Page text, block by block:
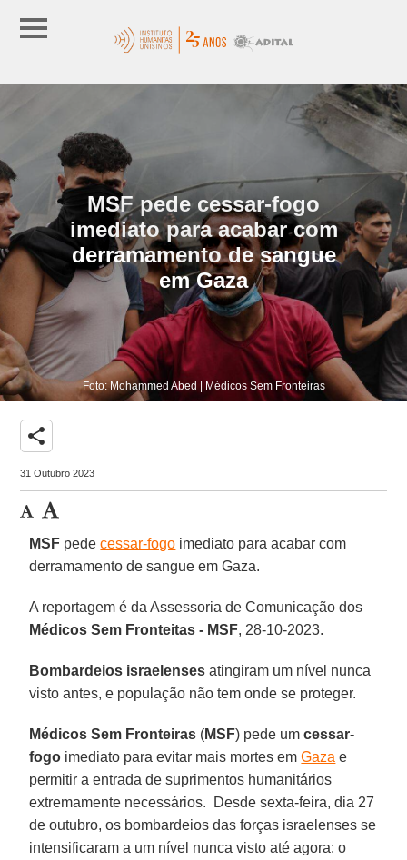
MSF pede cessar-fogo
imediato para acabar com
derramamento de sangue
em Gaza
Foto: Mohammed Abed | Médicos Sem Fronteiras
share
31 Outubro 2023
MSF pedecessar-fogo imediato para acabar com
derramamento de sangue em Gaza.
A reportagem é da Assessoria de Comunicação dos
Médicos Sem Fronteitas - MSF, 28-10-2023.
Bombardeios israelenses atingiram um nível nunca
visto antes, e população não tem onde se proteger.
Médicos Sem Fronteiras (MSF) pede um cessar-
fogo imediato para evitar mais mortes emGaza e
permitir a entrada de suprimentos humanitários
extremamente necessários. Desde sexta-feira, dia 27
de outubro, os bombardeios das forças israelenses se
intensificaram a um nível nunca visto até agora: o